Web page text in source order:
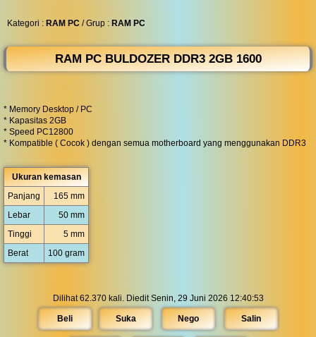
Kategori : RAM PC / Grup : RAM PC
RAM PC BULDOZER DDR3 2GB 1600
* Memory Desktop / PC
* Kapasitas 2GB
* Speed PC12800
* Kompatible ( Cocok ) dengan semua motherboard yang menggunakan DDR3
Ukuran kemasan
Panjang
165 mm
Lebar
50 mm
Tinggi
5 mm
Berat
100 gram
Dilihat 62.370 kali. Diedit Senin, 29 Juni 2026 12:40:53
Beli Suka Nego Salin